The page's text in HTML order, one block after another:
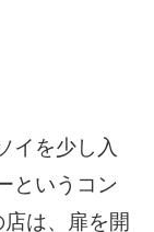
イを少し入
というコン
は、扉を開